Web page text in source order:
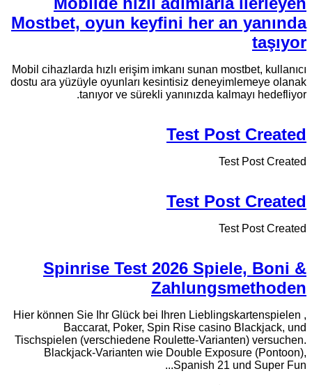
Mostbet, oyun keyfini her an yanında
taşıyor
Mobil cihazlarda hızlı erişim imkanı sunan mostbet, kullanıcı
dostu ara yüzüyle oyunları kesintisiz deneyimlemeye olanak
tanıyor ve sürekli yanınızda kalmayı hedefliyor.
Test Post Created
Test Post Created
Test Post Created
Test Post Created
Spinrise Test 2026 Spiele, Boni &
Zahlungsmethoden
Hier können Sie Ihr Glück bei Ihren Lieblingskartenspielen ,
Baccarat, Poker, Spin Rise casino Blackjack, und
Tischspielen (verschiedene Roulette-Varianten) versuchen.
Blackjack-Varianten wie Double Exposure (Pontoon),
Spanish 21 und Super Fun...